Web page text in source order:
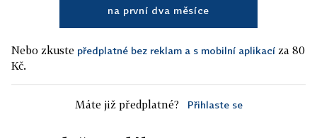
na první dva měsíce
Nebo zkuste předplatné bez reklam a s mobilní aplikací za 80
Kč.
Máte již předplatné? Přihlaste se